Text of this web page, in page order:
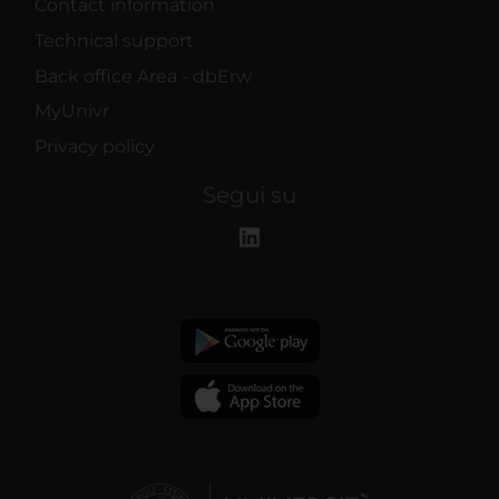
Contact information
Technical support
Back office Area - dbErw
MyUnivr
Privacy policy
Segui su